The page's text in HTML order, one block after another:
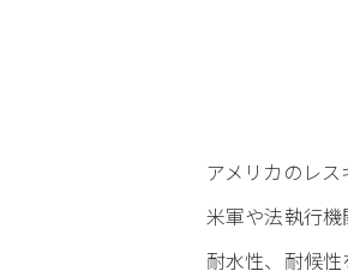
アメリカのレ
米軍や法執行機
耐水性、耐候